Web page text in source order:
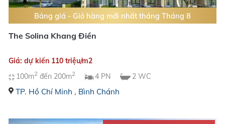
Bảng giá - Giỏ hàng mới nhất tháng Tháng 8
The Solina Khang Điền
Giá: dự kiến 110 triệu/m2
100m2 đến 200m2 4 PN 2 WC
TP. Hồ Chí Minh , Bình Chánh